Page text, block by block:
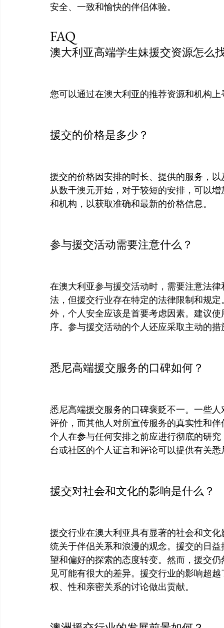
FAQ
澳大利亚高端学生妹援交资源怎么
您可以通过在澳大利亚的推荐资源和机构
援交的价格是多少？
援交的价格因安排的时长、提供的服务，
从数千澳元开始，对于较短的安排，可以
和机构，以获取准确和最新的价格信息。
参与援交活动需要注意什么？
在澳大利亚参与援交活动时，需要注意法
法，但援交行业存在特定的法律限制和规
外，个人安全应该是首要考虑因素。建议
序。参与援交活动的个人还应采取主动的
悉尼高端援交服务的口碑如何？
悉尼高端援交服务的口碑褒贬不一。一些
评价，而其他人对所宣传服务的真实性和
个人在参与任何安排之前应进行彻底的研
台或社区的个人证言和评论可以提供有关
援交对社会和文化的影响是什么？
援交行业在澳大利亚具有显著的社会和文
统关于伴侣关系和浪漫的观念。援交的日
望和偏好的探索的态度转变。然而，援交
见可能有很大的差异。援交行业的影响超
权、性和亲密关系的讨论做出贡献。